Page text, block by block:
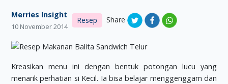
Merries Insight
10 November 2014
Resep Share
Kreasikan menu ini dengan bentuk potongan lucu yang
menarik perhatian si Kecil. Ia bisa belajar menggenggam dan